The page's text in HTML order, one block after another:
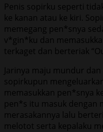
Penis sopirku seperti
ke kanan atau ke kiri.
memegang pen*snya
v*gin*ku dan
terkaget dan berteriak
Jarinya maju mundur
sopirkupun
memasukkan pen*snya
pen*s itu masuk dengan
merasakannya lalu
melotot serta kepalaku